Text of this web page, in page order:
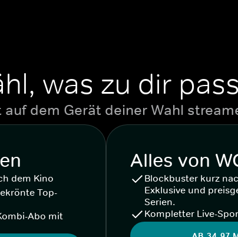
was zu dir
auf dem Gerät deiner Wahl
dem Kino
Top-
Abo mit
Alles von
Blockbuster kurz
Exklusive und
Serien.
Kompletter Live-